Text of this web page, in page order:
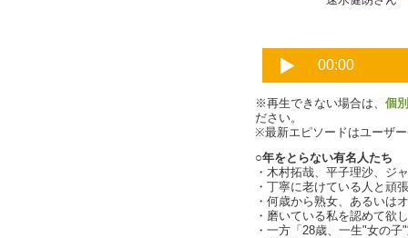
※再生できない場合は、 個
ださい。
※最新エピソードはユーザ
○年をとらない有名人たち
・木村拓哉、平子理沙、ジ
・丁寧に老けている人と頑
・何歳から熟女、あるいは
・磨いている私を認めて欲
・一方「28歳、一生"女の